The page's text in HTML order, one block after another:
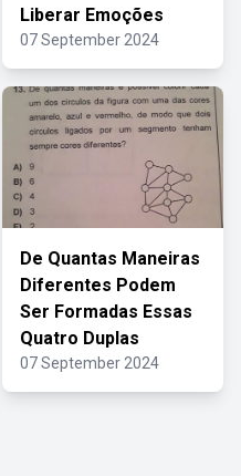
Liberar Emoções
07 September 2024
De Quantas Maneiras
Diferentes Podem
Ser Formadas Essas
Quatro Duplas
07 September 2024